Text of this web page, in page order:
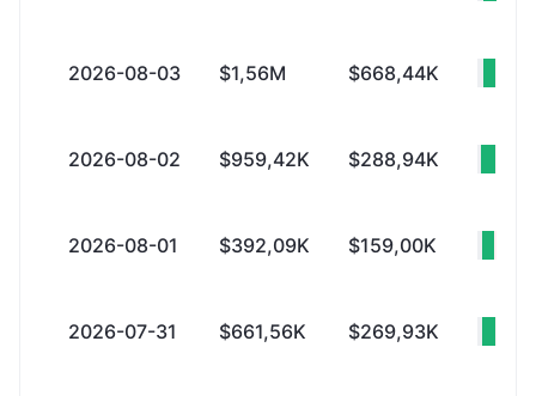
2026-08-03 $1,56M $668,44K
2026-08-02 $959,42K $288,94K
2026-08-01 $392,09K $159,00K
2026-07-31 $661,56K $269,93K